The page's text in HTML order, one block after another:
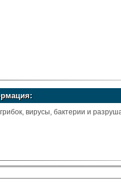
вирусы, бактерии и